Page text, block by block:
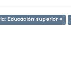
Educación superior ×